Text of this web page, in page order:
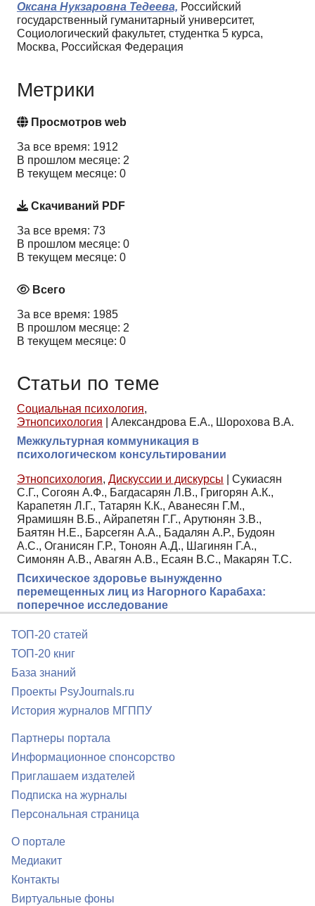
Оксана Нукзаровна Тедеева, Российский
государственный гуманитарный университет,
Социологический факультет, студентка 5 курса,
Москва, Российская Федерация
Метрики
Просмотров web
За все время: 1912
В прошлом месяце: 2
В текущем месяце: 0
Скачиваний PDF
За все время: 73
В прошлом месяце: 0
В текущем месяце: 0
Всего
За все время: 1985
В прошлом месяце: 2
В текущем месяце: 0
Статьи по теме
Социальная психология,
Этнопсихология
Александрова Е.А., Шорохова В.А.
Межкультурная коммуникация в
психологическом консультировании
Этнопсихология, Дискуссии и дискурсы
Сукиасян
С.Г., Согоян А.Ф., Багдасарян Л.В., Григорян А.К.,
Карапетян Л.Г., Татарян К.К., Аванесян Г.М.,
Ярамишян В.Б., Айрапетян Г.Г., Арутюнян З.В.,
Баятян Н.Е., Барсегян А.А., Бадалян А.Р., Будоян
А.С., Оганисян Г.Р., Тоноян А.Д., Шагинян Г.А.,
Симонян А.В., Авагян А.В., Есаян В.С., Макарян Т.С.
Психическое здоровье вынужденно
перемещенных лиц из Нагорного Карабаха:
поперечное исследование
ТОП-20 статей
ТОП-20 книг
База знаний
Проекты PsyJournals.ru
История журналов МГППУ
Партнеры портала
Информационное спонсорство
Приглашаем издателей
Подписка на журналы
Персональная страница
О портале
Медиакит
Контакты
Виртуальные фоны